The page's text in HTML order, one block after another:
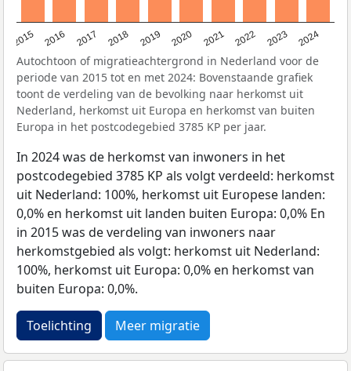
2015 2016 2017 2018 2019 2020 2021 2022 2023 2024
Autochtoon of migratieachtergrond in Nederland voor de
periode van 2015 tot en met 2024: Bovenstaande grafiek
toont de verdeling van de bevolking naar herkomst uit
Nederland, herkomst uit Europa en herkomst van buiten
Europa in het postcodegebied 3785 KP per jaar.
In 2024 was de herkomst van inwoners in het
postcodegebied 3785 KP als volgt verdeeld: herkomst
uit Nederland: 100%, herkomst uit Europese landen:
0,0% en herkomst uit landen buiten Europa: 0,0% En
in 2015 was de verdeling van inwoners naar
herkomstgebied als volgt: herkomst uit Nederland:
100%, herkomst uit Europa: 0,0% en herkomst van
buiten Europa: 0,0%.
Toelichting Meer migratie